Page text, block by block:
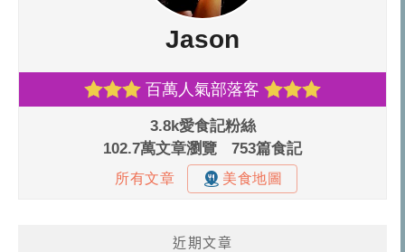
近期文章